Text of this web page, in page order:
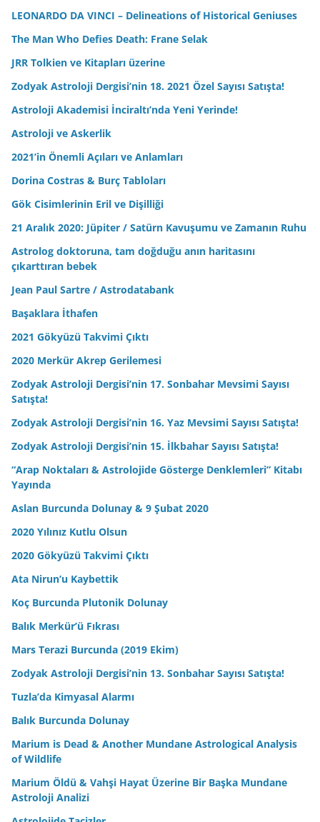
LEONARDO DA VINCI – Delineations of Historical Geniuses
The Man Who Defies Death: Frane Selak
JRR Tolkien ve Kitapları üzerine
Zodyak Astroloji Dergisi’nin 18. 2021 Özel Sayısı Satışta!
Astroloji Akademisi İnciraltı’nda Yeni Yerinde!
Astroloji ve Askerlik
2021’in Önemli Açıları ve Anlamları
Dorina Costras & Burç Tabloları
Gök Cisimlerinin Eril ve Dişilliği
21 Aralık 2020: Jüpiter / Satürn Kavuşumu ve Zamanın Ruhu
Astrolog doktoruna, tam doğduğu anın haritasını
çıkarttıran bebek
Jean Paul Sartre / Astrodatabank
Başaklara İthafen
2021 Gökyüzü Takvimi Çıktı
2020 Merkür Akrep Gerilemesi
Zodyak Astroloji Dergisi’nin 17. Sonbahar Mevsimi Sayısı
Satışta!
Zodyak Astroloji Dergisi’nin 16. Yaz Mevsimi Sayısı Satışta!
Zodyak Astroloji Dergisi’nin 15. İlkbahar Sayısı Satışta!
“Arap Noktaları & Astrolojide Gösterge Denklemleri” Kitabı
Yayında
Aslan Burcunda Dolunay & 9 Şubat 2020
2020 Yılınız Kutlu Olsun
2020 Gökyüzü Takvimi Çıktı
Ata Nirun’u Kaybettik
Koç Burcunda Plutonik Dolunay
Balık Merkür’ü Fıkrası
Mars Terazi Burcunda (2019 Ekim)
Zodyak Astroloji Dergisi’nin 13. Sonbahar Sayısı Satışta!
Tuzla’da Kimyasal Alarmı
Balık Burcunda Dolunay
Marium is Dead & Another Mundane Astrological Analysis
of Wildlife
Marium Öldü & Vahşi Hayat Üzerine Bir Başka Mundane
Astroloji Analizi